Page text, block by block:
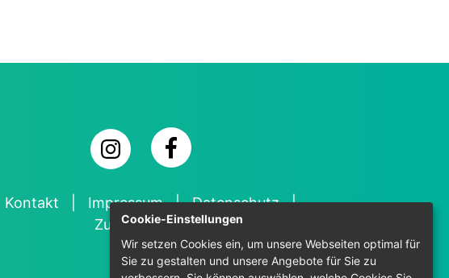
Kontakt Impressum
Datenschutz
Zugänglichkeit
Cookie-Einstellungen
Wir setzen Cookies ein, um unsere Webseiten optimal für
Sie zu gestalten und unsere Angebote für Sie zu